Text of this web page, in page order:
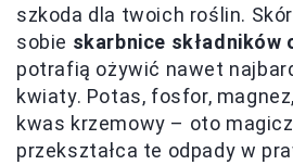
szkoda dla twoich roślin.
sobie skarbnice składników
potrafią ożywić nawet
kwiaty. Potas, fosfor,
kwas krzemowy – oto
przekształca te odpady w